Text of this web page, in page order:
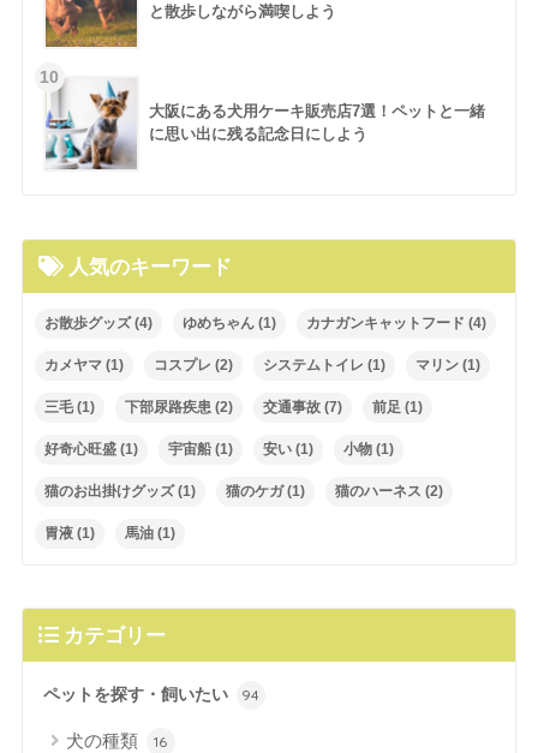
と散歩しながら満喫しよう
大阪にある犬用ケーキ販売店7選！ペットと一緒
に思い出に残る記念日にしよう
人気のキーワード
お散歩グッズ(4) ゆめちゃん(1) カナガンキャットフード (4)
カメヤマ(1) コスプレ (2) システムトイレ (1) マリン(1)
三毛(1) 下部尿路疾患 (2) 交通事故(7) 前足 (1)
好奇心旺盛(1) 宇宙船(1) 安い(1) 小物(1)
猫のお出掛けグッズ(1) 猫のケガ(1) 猫のハーネス (2)
胃液(1) 馬油(1)
カテゴリー
ペットを探す・飼いたい 94
犬の種類 16